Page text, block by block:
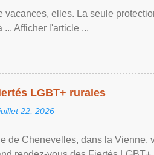
vacances, elles. La seule
Afficher l'article ...
LGBT+ rurales
22, 2026
de Chenevelles, dans la Vienne,